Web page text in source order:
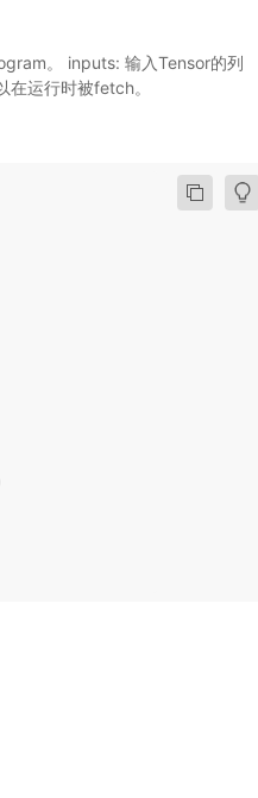
。 inputs: 输入Tensor的列
运行时被fetch。